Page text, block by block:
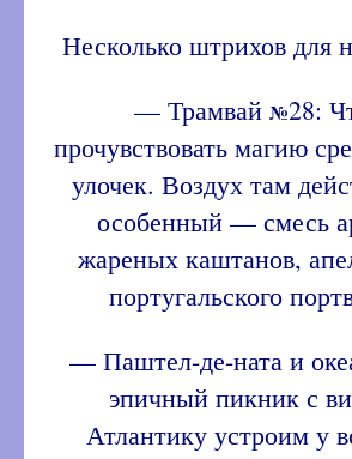
Несколько штрихов для
— Трамвай №28:
прочувствовать магию
улочек. Воздух там
особенный — смесь
жареных каштанов,
португальского
— Паштел-де-ната и
эпичный пикник с
Атлантику устроим у